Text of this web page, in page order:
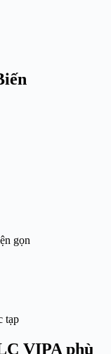
gọn
tạp
VIPA phù